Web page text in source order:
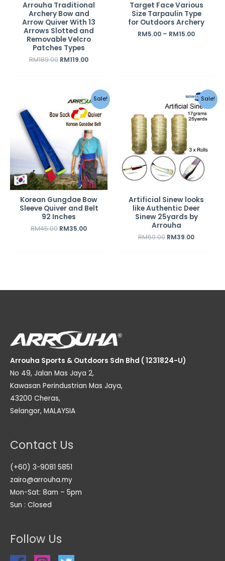
Arrouha Traditional
Archery Bow and
Arrow Quiver With 13
Arrows Slotted and
Removable Velcro
Patches Types
RM189.00 RM119.00
Target Face Various
Size Tarpaulin Type
for Outdoors Archery
RM5.00 – RM15.00
Sale!
Korean Gungdae Bow
Sleeve Quiver and Belt
92 Inches
RM45.00
Original
price
was:
RM45.00.
RM35.00
Current
price
is:
RM35.00.
Sale!
Artificial Sinew looks
like Authentic Deer
Sinew 25yards by
Arrouha
RM69.00
Original
price
was:
RM69.00.
RM39.00
Current
price
is:
RM39.00.
Arrouha Sports & Outdoors Sdn Bhd ( 1231824-U)
No 49, Jalan Mas Jaya 2,
Kawasan Perindustrian Mas Jaya,
43200 Cheras,
Selangor, MALAYSIA
Contact Us
(+60) 3-9081 5851
zairo@arrouha.my
Mon-Sat: 8am – 5pm
Sun : Closed
Follow Us